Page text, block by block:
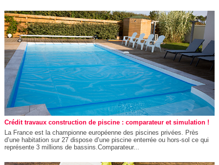
Crédit travaux construction de piscine : comparateur et simulation !
La France est la championne européenne des piscines privées. Près
d’une habitation sur 27 dispose d’une piscine enterrée ou hors-sol ce qui
représente 3 millions de bassins.Comparateur...